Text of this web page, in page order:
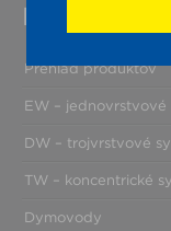
Produkt
Prehľad produktov
EW – jednovrstvové
DW – trojvrstvové
TW – koncentrické
Dymovody